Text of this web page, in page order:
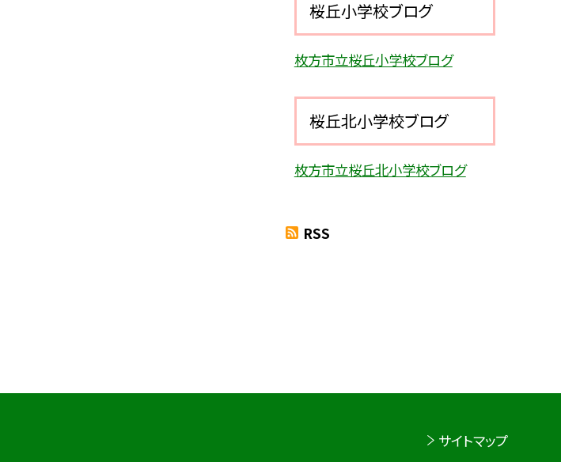
桜丘小学校ブログ
枚方市立桜丘小学校ブログ
桜丘北小学校ブログ
枚方市立桜丘北小学校ブログ
RSS
サイトマップ